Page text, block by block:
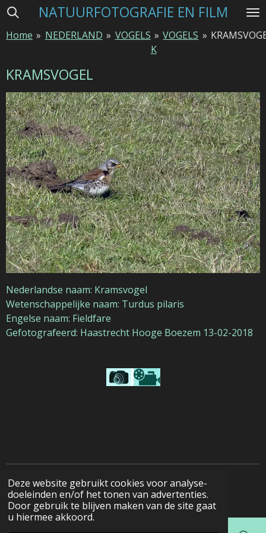
Deze website gebruikt cookies voor analyse-
doeleinden en/of het tonen van advertenties.
Door gebruik te blijven maken van de site gaat
u hiermee akkoord.
Ga
naar
hoofdinhoud
NATUURFOTOGRAFIE EN FILM
Home » NEDERLAND » VOGELS » VOGELS
K
»
KRAMSVOGEL
Nederlandse naam: Kramsvogel
Wetenschappelijke naam: Turdus pilaris
Engelse naam: Fieldfare
Gefotografeerd: Haastrecht Hooge Boezem 13-02-2018
© 2022 - 2026 Natuurfotografie